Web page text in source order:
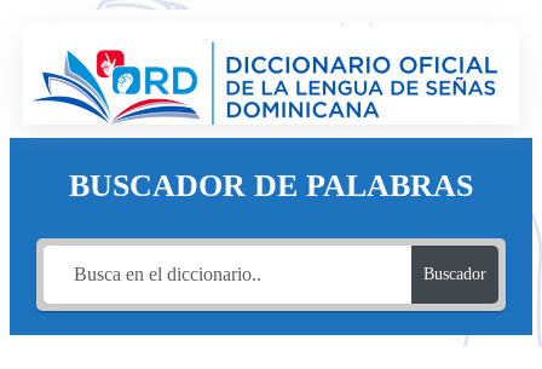
BUSCADOR DE PALABRAS
Buscador